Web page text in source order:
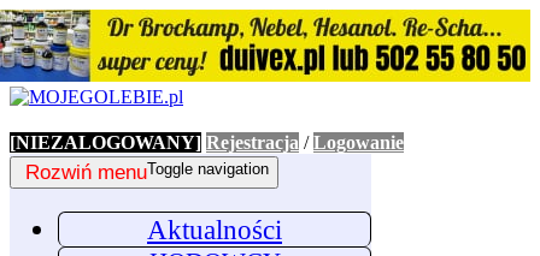
[NIEZALOGOWANY] Rejestracja /Logowanie
Toggle navigation
Rozwiń menu
Aktualności